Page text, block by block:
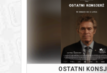
OSTATNI